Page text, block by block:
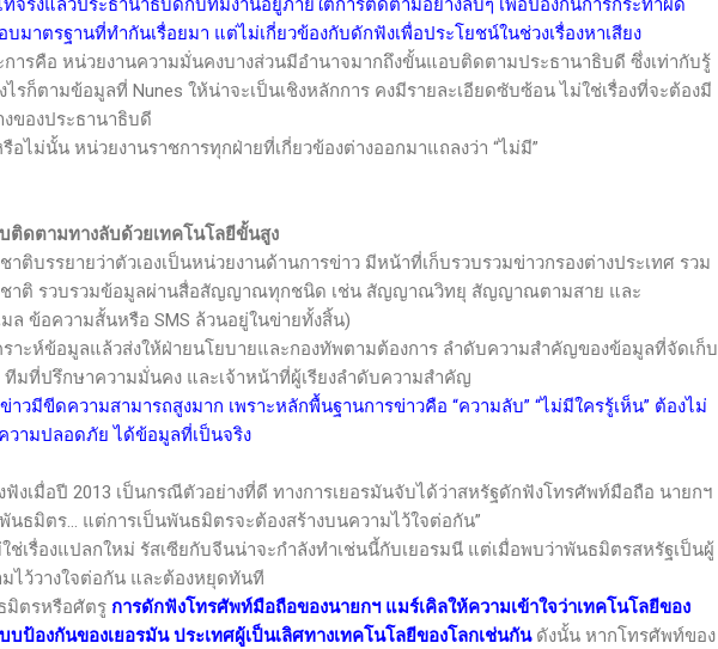
ท้จริงแล้วประธานาธิบดีกับทีมงานอยู่ภายใต้การติดตามอย่างลับๆ เพื่อป้องกันการกระทำผิด
มาตรฐานที่ทำกันเรื่อยมา แต่ไม่เกี่ยวข้องกับดักฟังเพื่อประโยชน์ในช่วงเรื่องหาเสียง
การคือ หน่วยงานความมั่นคงบางส่วนมีอำนาจมากถึงขั้นแอบติดตามประธานาธิบดี ซึ่งเท่ากับรู้
ไรก็ตามข้อมูลที่ Nunes ให้น่าจะเป็นเชิงหลักการ คงมีรายละเอียดซับซ้อน ไม่ใช่เรื่องที่จะต้องมี
ของประธานาธิบดี
น หน่วยงานราชการทุกฝ่ายที่เกี่ยวข้องต่างออกมาแถลงว่า “ไม่มี”
ติดตามทางลับด้วยเทคโนโลยีขั้นสูง
รยายว่าตัวเองเป็นหน่วยงานด้านการข่าว มีหน้าที่เก็บรวบรวมข่าวกรองต่างประเทศ รวม
ชาติ รวบรวมข้อมูลผ่านสื่อสัญญาณทุกชนิด เช่น สัญญาณวิทยุ สัญญาณตามสาย และ
ล ข้อความสั้นหรือ SMS ล้วนอยู่ในข่ายทั้งสิ้น)
ห์ข้อมูลแล้วส่งให้ฝ่ายนโยบายและกองทัพตามต้องการ ลำดับความสำคัญของข้อมูลที่จัดเก็บ
มที่ปรึกษาความมั่นคง และเจ้าหน้าที่ผู้เรียงลำดับความสำคัญ
วมีขีดความสามารถสูงมาก เพราะหลักพื้นฐานการข่าวคือ “ความลับ” “ไม่มีใครรู้เห็น” ต้องไม่
วามปลอดภัย ได้ข้อมูลที่เป็นจริง
งเมื่อปี 2013 เป็นกรณีตัวอย่างที่ดี ทางการเยอรมันจับได้ว่าสหรัฐดักฟังโทรศัพท์มือถือ นายกฯ
พันธมิตร... แต่การเป็นพันธมิตรจะต้องสร้างบนความไว้ใจต่อกัน”
ช่เรื่องแปลกใหม่ รัสเซียกับจีนน่าจะกำลังทำเช่นนี้กับเยอรมนี แต่เมื่อพบว่าพันธมิตรสหรัฐเป็นผู้
มไว้วางใจต่อกัน และต้องหยุดทันที
ตรหรือศัตรู การดักฟังโทรศัพท์มือถือของนายกฯ แมร์เคิลให้ความเข้าใจว่าเทคโนโลยีของ
บป้องกันของเยอรมัน ประเทศผู้เป็นเลิศทางเทคโนโลยีของโลกเช่นกันดังนั้น หากโทรศัพท์ของ